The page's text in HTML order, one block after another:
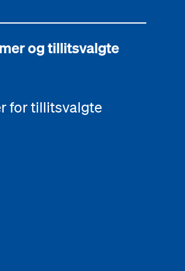
og tillitsvalgte
for tillitsvalgte